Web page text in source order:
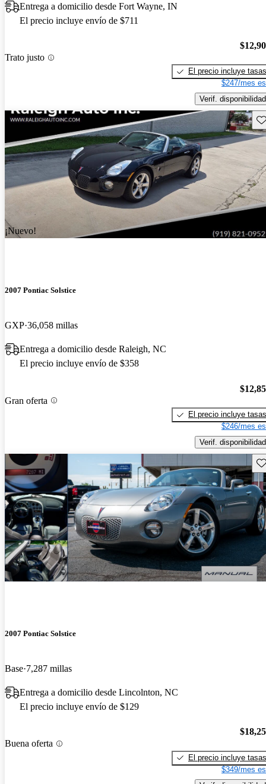
Entrega a domicilio desde Fort Wayne, IN
El precio incluye envío de $711
Trato justo
El precio incluye tasas
$247/mes
Verif. disponibilidad
¡Nuevo!
2007 Pontiac Solstice
GXP 36,058 millas
Entrega a domicilio desde Raleigh, NC
El precio incluye envío de $358
Gran oferta
El precio incluye tasas
$246/mes
Verif. disponibilidad
2007 Pontiac Solstice
Base 7,287 millas
Entrega a domicilio desde Lincolnton, NC
El precio incluye envío de $129
Buena oferta
El precio incluye tasas
$349/mes